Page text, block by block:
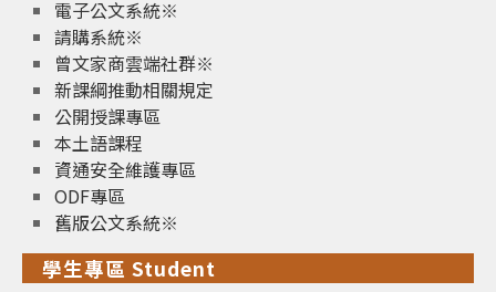
電子公文系統※
請購系統※
曾文家商雲端社群※
新課綱推動相關規定
公開授課專區
本土語課程
資通安全維護專區
ODF專區
舊版公文系統※
學生專區 Student